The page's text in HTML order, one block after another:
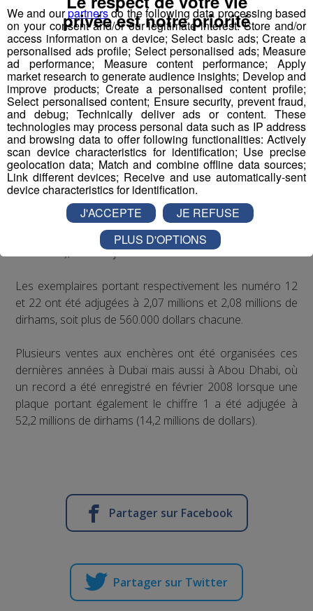
News.
Après avoir investi dans la Bourse, l'immobilier et le
marché de l'art, les milliardaires émiratis déboursent
maintenant des fortunes pour acheter des plaques
spéciales pour immatriculer leurs véhicules de luxe.
La plaque portant le chiffre 1 avait été mise à prix à un
million de dirhams, avant d'atteindre 18 millions de
dirhams (4,9 millions de dollars) lors de la vente aux
enchères organisée samedi à Charjah.
Au total, cette vente de 60 plaques à numéros spéciaux
a rapporté plus de 50 millions de dirhams (13,6 millions
de dollars), selon le journal.
Les exemplaires portant respectivement les numéro 12
et 22 ont été adjugées à 2,07 millions et 2,08 millions de
dirhams, soit plus de 560.000 dollars chacune.
Plusieurs ventes aux enchères ont été organisées ces
dernières années à Dubaï mais aussi à Abou Dhabi, où
un record a été enregistré en février 2008 lorsque une
plaque portant également le chiffre 1 a été adjugée à
52,2 millions de dirhams (14,2 millions de dollars).
Partager sur Facebook
Partager sur Twitter
We and ourpartnersdo the following data processing based
on your consent and/or our legitimate interest: Store and/or
access information on a device; Select basic ads; Create a
personalised ads profile; Select personalised ads; Measure
ad performance; Measure content performance; Apply
market research to generate audience insights; Develop and
improve products; Create a personalised content profile;
Select personalised content; Ensure security, prevent fraud,
and debug; Technically deliver ads or content. These
technologies may process personal data such as IP address
and browsing data to offer following functionalities: Actively
scan device characteristics for identification; Use precise
geolocation data; Match and combine offline data sources;
Link different devices; Receive and use automatically-sent
device characteristics for identification.
privée est notre priorité
J'ACCEPTE
JE REFUSE
PLUS D'OPTIONS